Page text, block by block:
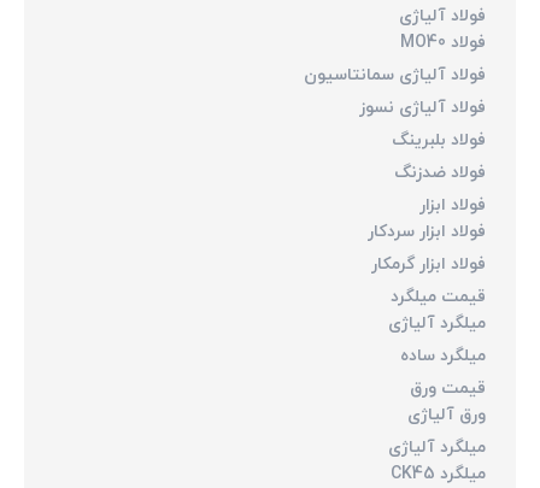
فولاد آلیاژی
فولاد MO40
فولاد آلیاژی سمانتاسیون
فولاد آلیاژی نسوز
فولاد بلبرینگ
فولاد ضدزنگ
فولاد ابزار
فولاد ابزار سردکار
فولاد ابزار گرمکار
قیمت میلگرد
میلگرد آلیاژی
میلگرد ساده
قیمت ورق
ورق آلیاژی
میلگرد آلیاژی
میلگرد CK45